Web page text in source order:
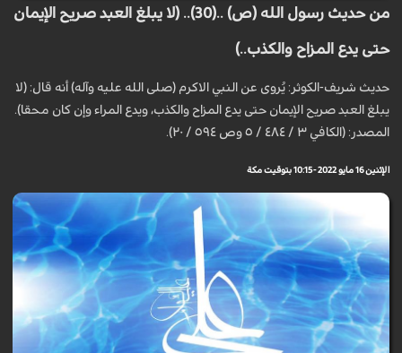
من حديث رسول الله (ص) ..(30).. (لا يبلغ العبد صريح الإيمان
حتى يدع المزاح والكذب..)
حديث شريف-الكوثر: يُروى عن النبي الاكرم (صلى الله عليه وآله) أنه قال: (لا
يبلغ العبد صريح الإيمان حتى يدع المزاح والكذب، ويدع المراء وإن كان محقا).
المصدر: (الكافي ٣ / ٤٨٤ / ٥ وص ٥٩٤ / ٢٠).
الإثنين 16 مايو 2022 - 10:15 بتوقيت مكة